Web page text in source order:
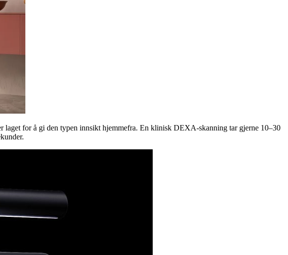
for å gi den typen innsikt hjemmefra. En klinisk DEXA-skanning tar gjerne 10–30